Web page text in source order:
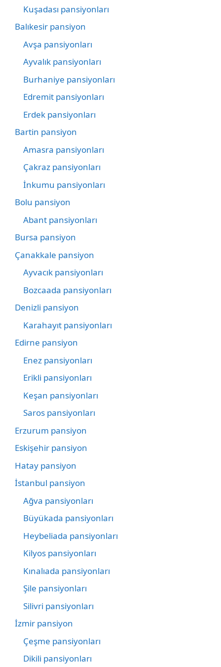
Kuşadası pansiyonları
Balıkesir pansiyon
Avşa pansiyonları
Ayvalık pansiyonları
Burhaniye pansiyonları
Edremit pansiyonları
Erdek pansiyonları
Bartin pansiyon
Amasra pansiyonları
Çakraz pansiyonları
İnkumu pansiyonları
Bolu pansiyon
Abant pansiyonları
Bursa pansiyon
Çanakkale pansiyon
Ayvacık pansiyonları
Bozcaada pansiyonları
Denizli pansiyon
Karahayıt pansiyonları
Edirne pansiyon
Enez pansiyonları
Erikli pansiyonları
Keşan pansiyonları
Saros pansiyonları
Erzurum pansiyon
Eskişehir pansiyon
Hatay pansiyon
İstanbul pansiyon
Ağva pansiyonları
Büyükada pansiyonları
Heybeliada pansiyonları
Kilyos pansiyonları
Kınalıada pansiyonları
Şile pansiyonları
Silivri pansiyonları
İzmir pansiyon
Çeşme pansiyonları
Dikili pansiyonları